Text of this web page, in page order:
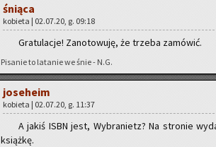
śnią­ca
ko­bie­ta | 02.07.20, g. 09:18
Gra­tu­la­cje! Za­no­to­wu­ję, że trze­ba za­mó­wić.
Pi­sa­nie to la­ta­nie we śnie - N.G.
jo­se­he­im
ko­bie­ta | 02.07.20, g. 11:37
A jakiś ISBN jest, Wy­bra­nietz? Na stro­nie
książ­kę.